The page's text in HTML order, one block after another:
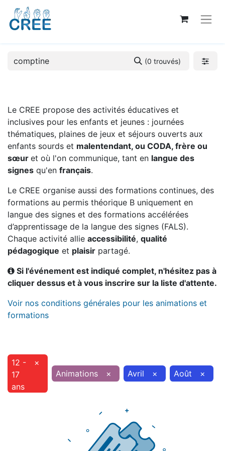
(0 trouvés)
Le CREE propose des activités éducatives et
inclusives pour les enfants et jeunes : journées
thématiques, plaines de jeux et séjours ouverts aux
enfants sourds et malentendant, ou CODA, frère ou
sœur et où l'on communique, tant en langue des
signes qu'en français.
Le CREE organise aussi des formations continues, des
formations au permis théorique B uniquement en
langue des signes et des formations accélérées
d’apprentissage de la langue des signes (FALS).
Chaque activité allie accessibilité, qualité
pédagogique et plaisir partagé.
Si l'événement est indiqué complet, n'hésitez pas à
cliquer dessus et à vous inscrire sur la liste d'attente.
Voir nos conditions générales pour les animations et
formations
12 -
17
ans
×
Animations
× Avril × Août ×